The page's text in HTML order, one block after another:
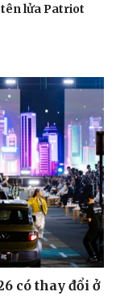
thời sự
đêm khuya
yêu
cho bé
hồn
tên lửa Patriot
có thay đổi ở